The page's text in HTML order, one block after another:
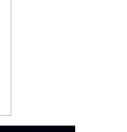
que atuam na
evidente como
Ao mesmo
surge a
quais são as